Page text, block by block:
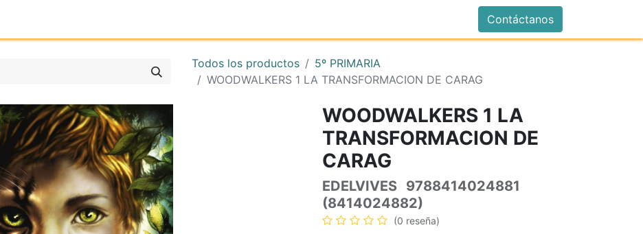
Contáctanos
Todos los productos
5º PRIMARIA
WOODWALKERS 1 LA TRANSFORMACION DE CARAG
WOODWALKERS 1 LA
TRANSFORMACION DE
CARAG
EDELVIVES 9788414024881
(8414024882)
(0 reseña)